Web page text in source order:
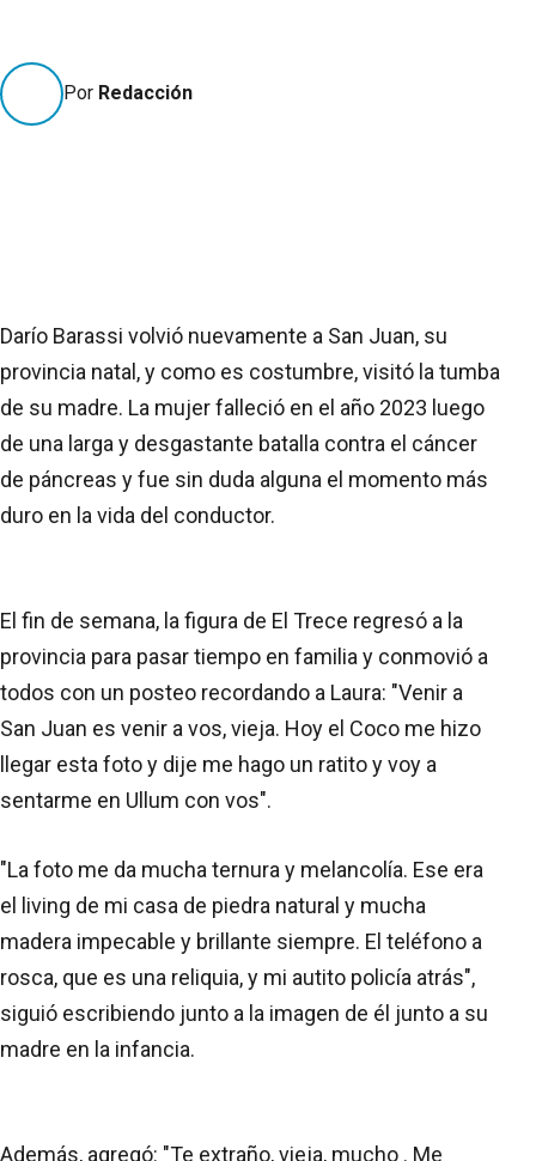
Por Redacción
Darío Barassi volvió nuevamente a San Juan, su
provincia natal, y como es costumbre, visitó la tumba
de su madre. La mujer falleció en el año 2023 luego
de una larga y desgastante batalla contra el cáncer
de páncreas y fue sin duda alguna el momento más
duro en la vida del conductor.
El fin de semana, la figura de El Trece regresó a la
provincia para pasar tiempo en familia y conmovió a
todos con un posteo recordando a Laura: "Venir a
San Juan es venir a vos, vieja. Hoy el Coco me hizo
llegar esta foto y dije me hago un ratito y voy a
sentarme en Ullum con vos".
"La foto me da mucha ternura y melancolía. Ese era
el living de mi casa de piedra natural y mucha
madera impecable y brillante siempre. El teléfono a
rosca, que es una reliquia, y mi autito policía atrás",
siguió escribiendo junto a la imagen de él junto a su
madre en la infancia.
Además, agregó: "Te extraño, vieja, mucho . Me